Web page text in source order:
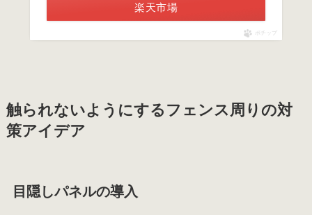
楽天市場
ポチップ
触られないようにするフェンス周りの対
策アイデア
目隠しパネルの導入